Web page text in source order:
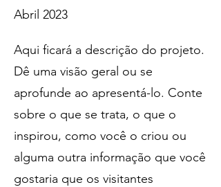
Abril 2023
Aqui ficará a descrição do projeto.
Dê uma visão geral ou se
aprofunde ao apresentá-lo. Conte
sobre o que se trata, o que o
inspirou, como você o criou ou
alguma outra informação que você
gostaria que os visitantes